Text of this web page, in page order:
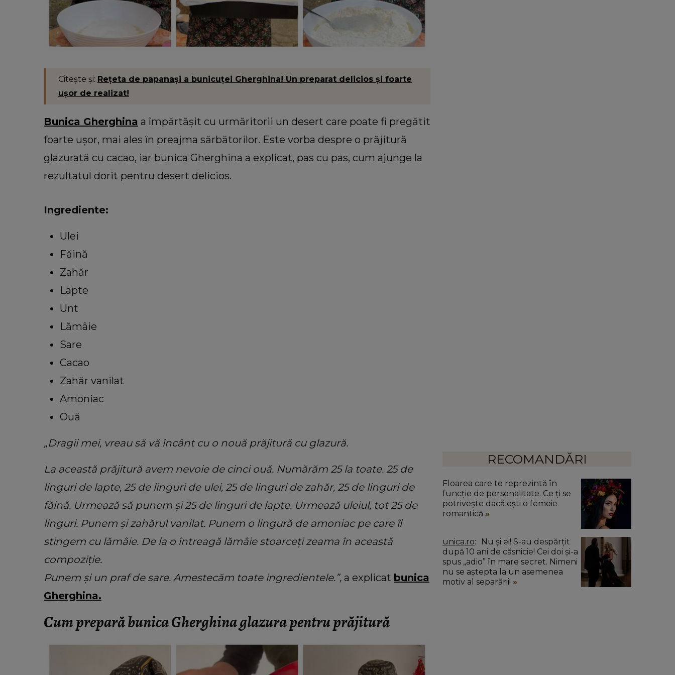
Citește și: Rețeta de papanași a bunicuței Gherghina! Un preparat delicios și foarte
ușor de realizat!
Bunica Gherghina a împărtășit cu urmăritorii un desert care poate fi pregătit
foarte ușor, mai ales în preajma sărbătorilor. Este vorba despre o prăjitură
glazurată cu cacao, iar bunica Gherghina a explicat, pas cu pas, cum ajunge la
rezultatul dorit pentru desert delicios.
Ingrediente:
Ulei
Făină
Zahăr
Lapte
Unt
Lămâie
Sare
Cacao
Zahăr vanilat
Amoniac
Ouă
„Dragii mei, vreau să vă încânt cu o nouă prăjitură cu glazură.
La această prăjitură avem nevoie de cinci ouă. Numărăm 25 la toate. 25 de
linguri de lapte, 25 de linguri de ulei, 25 de linguri de zahăr, 25 de linguri de
făină. Urmează să punem și 25 de linguri de lapte. Urmează uleiul, tot 25 de
linguri. Punem și zahărul vanilat. Punem o lingură de amoniac pe care îl
stingem cu lămâie. De la o întreagă lămâie stoarceți zeama în această
compoziție.
Punem și un praf de sare. Amestecăm toate ingredientele.”, a explicat bunica
Gherghina.
Cum prepară bunica Gherghina glazura pentru prăjitură
RECOMANDĂRI
Floarea care te reprezintă în
funcție de personalitate. Ce ți se
potrivește dacă ești o femeie
romantică
unica.ro
după 10 ani de căsnicie! Cei doi și-a
spus „adio” în mare secret. Nimeni
nu se aștepta la un asemenea
motiv al separării!